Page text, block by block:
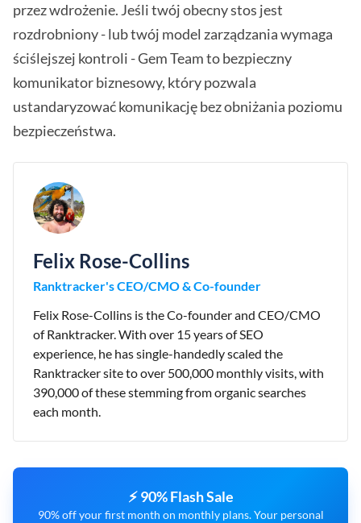
przez wdrożenie. Jeśli twój obecny stos jest
rozdrobniony - lub twój model zarządzania wymaga
ściślejszej kontroli - Gem Team to bezpieczny
komunikator biznesowy, który pozwala
ustandaryzować komunikację bez obniżania poziomu
bezpieczeństwa.
Felix Rose-Collins
Ranktracker's CEO/CMO & Co-founder
Felix Rose-Collins is the Co-founder and CEO/CMO
of Ranktracker. With over 15 years of SEO
experience, he has single-handedly scaled the
Ranktracker site to over 500,000 monthly visits, with
390,000 of these stemming from organic searches
each month.
⚡ 90% Flash Sale
90% off your first month on monthly plans. Your personal